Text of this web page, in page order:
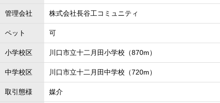
管理会社 株式会社長谷工コミュニティ
ペット 可
小学校区 川口市立十二月田小学校（870m）
中学校区 川口市立十二月田中学校（720m）
取引態様 媒介